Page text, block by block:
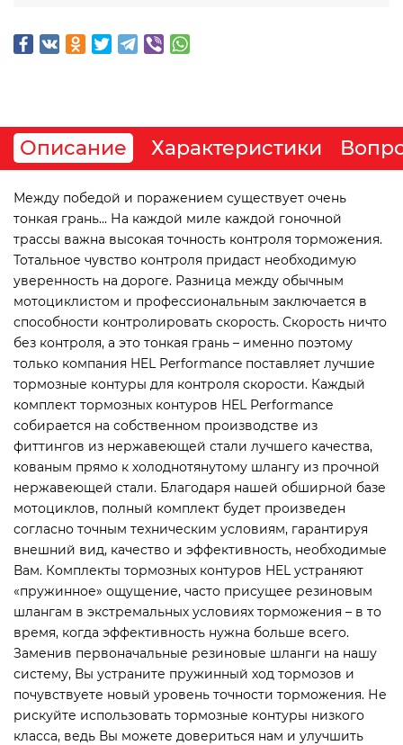
Описание Характеристики
Между победой и поражением существует очень
тонкая грань... На каждой миле каждой гоночной
трассы важна высокая точность контроля торможения.
Тотальное чувство контроля придаст необходимую
уверенность на дороге. Разница между обычным
мотоциклистом и профессиональным заключается в
способности контролировать скорость. Скорость ничто
без контроля, а это тонкая грань – именно поэтому
только компания HEL Performance поставляет лучшие
тормозные контуры для контроля скорости. Каждый
комплект тормозных контуров HEL Performance
собирается на собственном производстве из
фиттингов из нержавеющей стали лучшего качества,
кованым прямо к холоднотянутому шлангу из прочной
нержавеющей стали. Благодаря нашей обширной базе
мотоциклов, полный комплект будет произведен
согласно точным техническим условиям, гарантируя
внешний вид, качество и эффективность, необходимые
Вам. Комплекты тормозных контуров HEL устраняют
«пружинное» ощущение, часто присущее резиновым
шлангам в экстремальных условиях торможения – в то
время, когда эффективность нужна больше всего.
Заменив первоначальные резиновые шланги на нашу
систему, Вы устраните пружинный ход тормозов и
почувствуете новый уровень точности торможения. Не
рискуйте использовать тормозные контуры низкого
класса, ведь Вы можете довериться нам и улучшить